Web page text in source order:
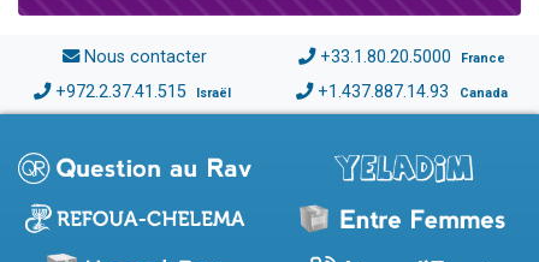
Nous contacter +33.1.80.20.5000 France
+972.2.37.41.515 Israël +1.437.887.14.93 Canada